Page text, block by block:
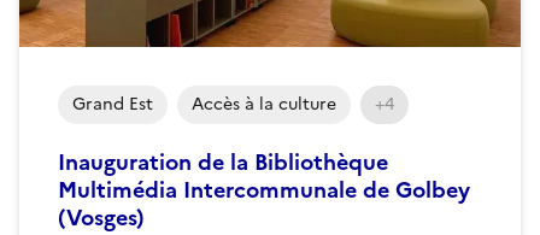
Inauguration de la Bibliothèque
Multimédia Intercommunale de Golbey
(Vosges)
Grand Est Accès à la culture +4